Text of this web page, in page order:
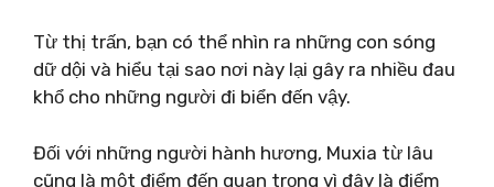
Từ thị trấn, bạn có thể nhìn ra những con sóng
dữ dội và hiểu tại sao nơi này lại gây ra nhiều đau
khổ cho những người đi biển đến vậy.
Đối với những người hành hương, Muxia từ lâu
cũng là một điểm đến quan trọng vì đây là điểm